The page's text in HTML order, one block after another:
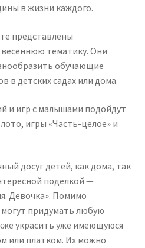
в жизни каждого.
представлены
тематику. Они
обучающие
в детских садах или дома.
и игр с малышами подойдут
игры «Часть-целое» и
досуг детей, как дома, так
поделкой —
Девочка». Помимо
придумать любую
украсить уже имеющуюся
или платком. Их можно